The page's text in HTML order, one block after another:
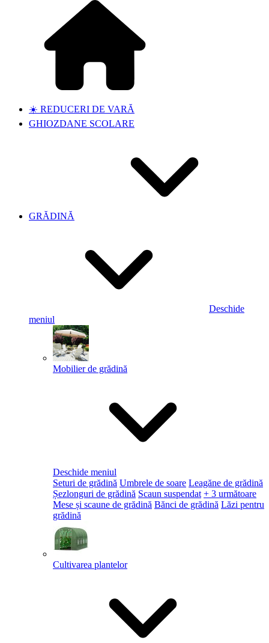
☀️ REDUCERI DE VARĂ
GHIOZDANE SCOLARE
GRĂDINĂ
Deschide
meniul
Mobilier de grădină
Deschide meniul
Seturi de grădină Umbrele de soare Leagăne de grădină
Șezlonguri de grădină Scaun suspendat + 3 următoare
Mese și scaune de grădină Bănci de grădină Lăzi pentru
grădină
Cultivarea plantelor